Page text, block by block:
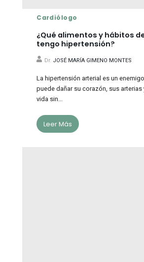
Cardiólogo
¿Qué alimentos y hábitos
tengo hipertensión?
Dr. JOSÉ MARÍA GIMENO MONTES
La hipertensión arterial es un
puede dañar su corazón, sus
vida sin...
Leer Más